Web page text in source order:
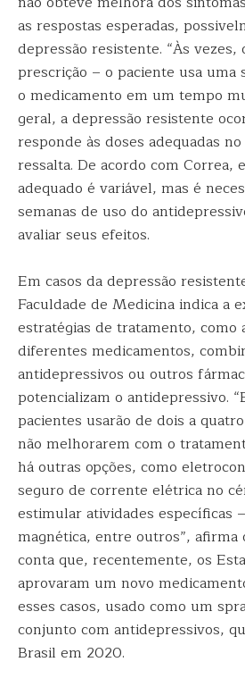
as respostas esperadas,
depressão resistente. “Às
prescrição – o paciente usa uma
o medicamento em um tempo
geral, a depressão resistente
responde às doses adequadas
ressalta. De acordo com Correa,
adequado é variável, mas é
semanas de uso do
avaliar seus efeitos.
Em casos da depressão
Faculdade de Medicina indica a
estratégias de tratamento, como
diferentes medicamentos,
antidepressivos ou outros
potencializam o antidepressivo.
pacientes usarão de dois a
não melhorarem com o
há outras opções, como
seguro de corrente elétrica no
estimular atividades específicas
magnética, entre outros”, afirma
conta que, recentemente, os
aprovaram um novo
esses casos, usado como um
conjunto com antidepressivos,
Brasil em 2020.